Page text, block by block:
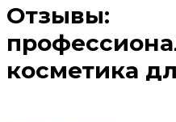
Отзывы:
косметика